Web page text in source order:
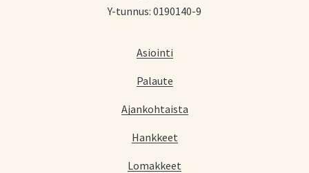
Y-tunnus: 0190140-9
Asiointi
Palaute
Ajankohtaista
Hankkeet
Lomakkeet